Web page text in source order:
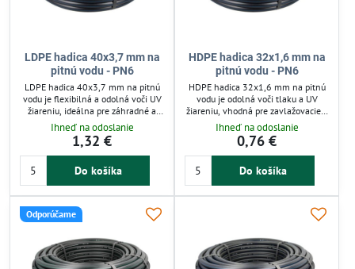
LDPE hadica 40x3,7 mm na
pitnú vodu - PN6
LDPE hadica 40x3,7 mm na pitnú
vodu je flexibilná a odolná voči UV
žiareniu, ideálna pre záhradné a
poľnohospodárske zavlažovanie.
Zabezpečuje efektívny rozvod vody
v záhrade, skleníku či na poli.
Materiál LDPE umožňuje
jednoduchú manipuláciu a
barov.
Ihneď na odoslanie
1,32 €
Do košíka
HDPE hadica 32x1,6 mm na
pitnú vodu - PN6
HDPE hadica 32x1,6 mm na pitnú
vodu je odolná voči tlaku a UV
žiareniu, vhodná pre zavlažovacie a
vodovodné systémy. Zabezpečuje
spoľahlivý prenos vody v náročných
podmienkach a dlhodobú životnosť.
Flexibilná s pevnou konštrukciou,
jednoduchá na inštaláciu a
Ihneď na odoslanie
0,76 €
Do košíka
Odporúčame